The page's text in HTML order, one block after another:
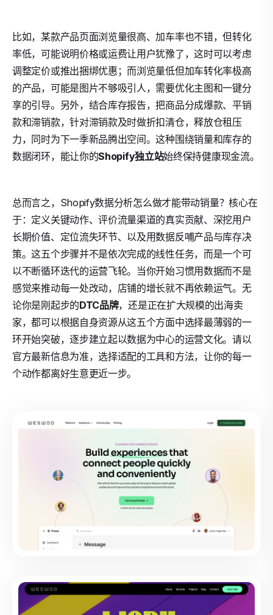
比如，某款产品页面浏览量很高、加车率也不错，但转化
率低，可能说明价格或运费让用户犹豫了，这时可以考虑
调整定价或推出捆绑优惠；而浏览量低但加车转化率极高
的产品，可能是图片不够吸引人，需要优化主图和一键分
享的引导。另外，结合库存报告，把商品分成爆款、平销
款和滞销款，针对滞销款及时做折扣清仓，释放仓租压
力，同时为下一季新品腾出空间。这种围绕销量和库存的
数据闭环，能让你的Shopify独立站始终保持健康现金流。
总而言之，Shopify数据分析怎么做才能带动销量？核心在
于：定义关键动作、评价流量渠道的真实贡献、深挖用户
长期价值、定位流失环节、以及用数据反哺产品与库存决
策。这五个步骤并不是依次完成的线性任务，而是一个可
以不断循环迭代的运营飞轮。当你开始习惯用数据而不是
感觉来推动每一处改动，店铺的增长就不再依赖运气。无
论你是刚起步的DTC品牌，还是正在扩大规模的出海卖
家，都可以根据自身资源从这五个方面中选择最薄弱的一
环开始突破，逐步建立起以数据为中心的运营文化。请以
官方最新信息为准，选择适配的工具和方法，让你的每一
个动作都离好生意更近一步。